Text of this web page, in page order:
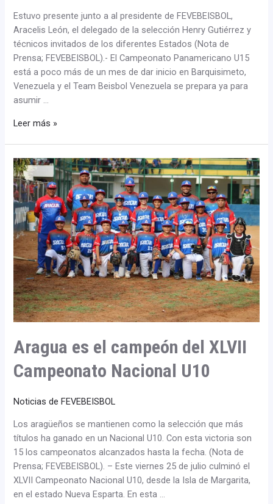
Estuvo presente junto a al presidente de FEVEBEISBOL,
Aracelis León, el delegado de la selección Henry Gutiérrez y
técnicos invitados de los diferentes Estados (Nota de
Prensa; FEVEBEISBOL).- El Campeonato Panamericano U15
está a poco más de un mes de dar inicio en Barquisimeto,
Venezuela y el Team Beisbol Venezuela se prepara ya para
asumir …
Leer más »
Aragua es el campeón del XLVII
Campeonato Nacional U10
Noticias de FEVEBEISBOL
Los aragüeños se mantienen como la selección que más
títulos ha ganado en un Nacional U10. Con esta victoria son
15 los campeonatos alcanzados hasta la fecha. (Nota de
Prensa; FEVEBEISBOL). – Este viernes 25 de julio culminó el
XLVII Campeonato Nacional U10, desde la Isla de Margarita,
en el estado Nueva Esparta. En esta …
Aragua
es
el
campeón
del
XLVII
Campeonato
Nacional
U10